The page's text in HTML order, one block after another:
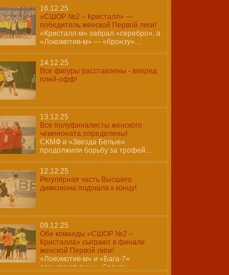
16.12.25
«СШОР №2 – Кристалл» —
победитель женской Первой лиги!
«Кристалл-м» забрал «серебро», а
«Локомотив-м» — «бронзу»…
14.12.25
Все фигуры расставлены - вперед
плей-офф!
13.12.25
Все полуфиналисты женского
чемпионата определены!
СКМФ и «Звезда Белые»
продолжили борьбу за трофей…
12.12.25
Регулярная часть Высшего
дивизиона подошла к концу!
09.12.25
Обе команды «СШОР №2 –
Кристалла» сыграют в финале
женской Первой лиги!
«Локомотив-м» и «Бага-7»
разыграют лишь «бронзу»…